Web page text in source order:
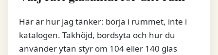
Här är hur jag tänker: börja i rummet, inte i
katalogen. Takhöjd, bordsyta och hur du
använder ytan styr om 104 eller 140 glas